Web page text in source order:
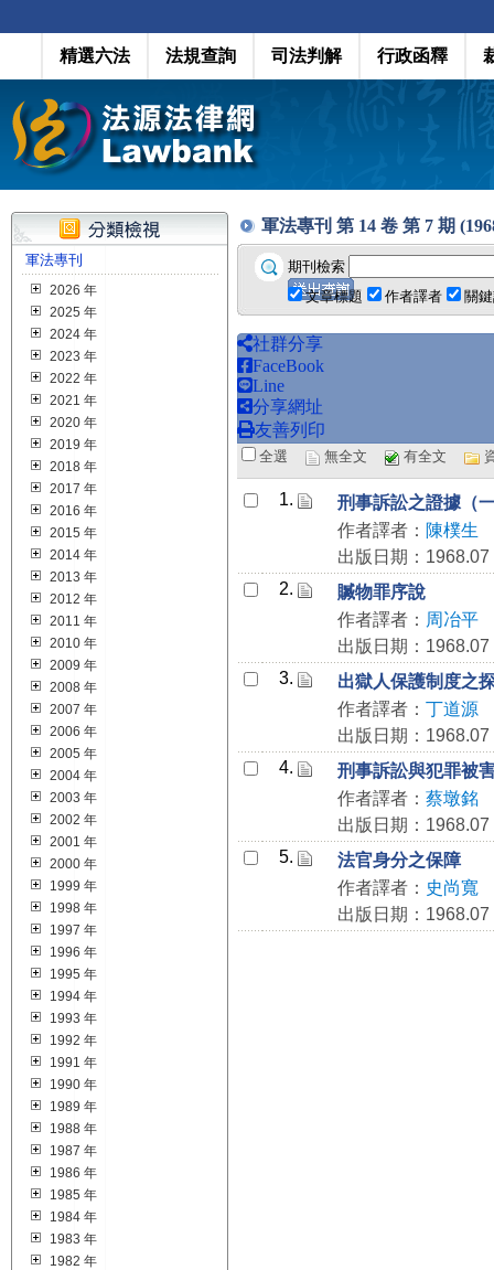
精選六法 法規查詢 司法判解 行政函釋
軍法專刊
2026 年
2025 年
2024 年
2023 年
2022 年
2021 年
2020 年
2019 年
2018 年
2017 年
2016 年
2015 年
2014 年
2013 年
2012 年
2011 年
2010 年
2009 年
2008 年
2007 年
2006 年
2005 年
2004 年
2003 年
2002 年
2001 年
2000 年
1999 年
1998 年
1997 年
1996 年
1995 年
1994 年
1993 年
1992 年
1991 年
1990 年
1989 年
1988 年
1987 年
1986 年
1985 年
1984 年
1983 年
1982 年
軍法專刊 第 14 卷 第 7 期
期刊檢索
文章標題
作者譯者 關
社群分享
FaceBook
Line
分享網址
友善列印
全選 無全文 有全文
1.
刑事訴訟之證據（
作者譯者： 陳樸生
出版日期：1968.07
2.
贓物罪序說
作者譯者： 周冶平
出版日期：1968.07
3.
出獄人保護制度之
作者譯者： 丁道源
出版日期：1968.07
4.
刑事訴訟與犯罪被
作者譯者： 蔡墩銘
出版日期：1968.07
5.
法官身分之保障
作者譯者： 史尚寬
出版日期：1968.07